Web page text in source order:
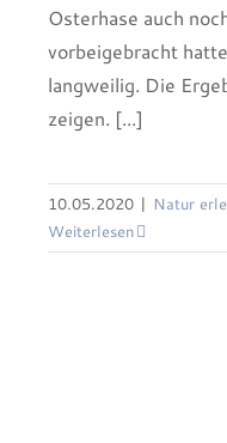
Osterhase auch
vorbeigebracht
langweilig. Die
zeigen. [...]
10.05.2020 | Natur
Weiterlesen